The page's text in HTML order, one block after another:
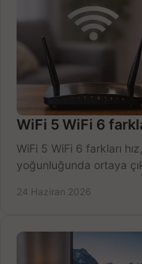
WiFi 5 WiFi 6
WiFi 5 WiFi 6 farkları
yoğunluğunda ortaya
24 Haziran 2026